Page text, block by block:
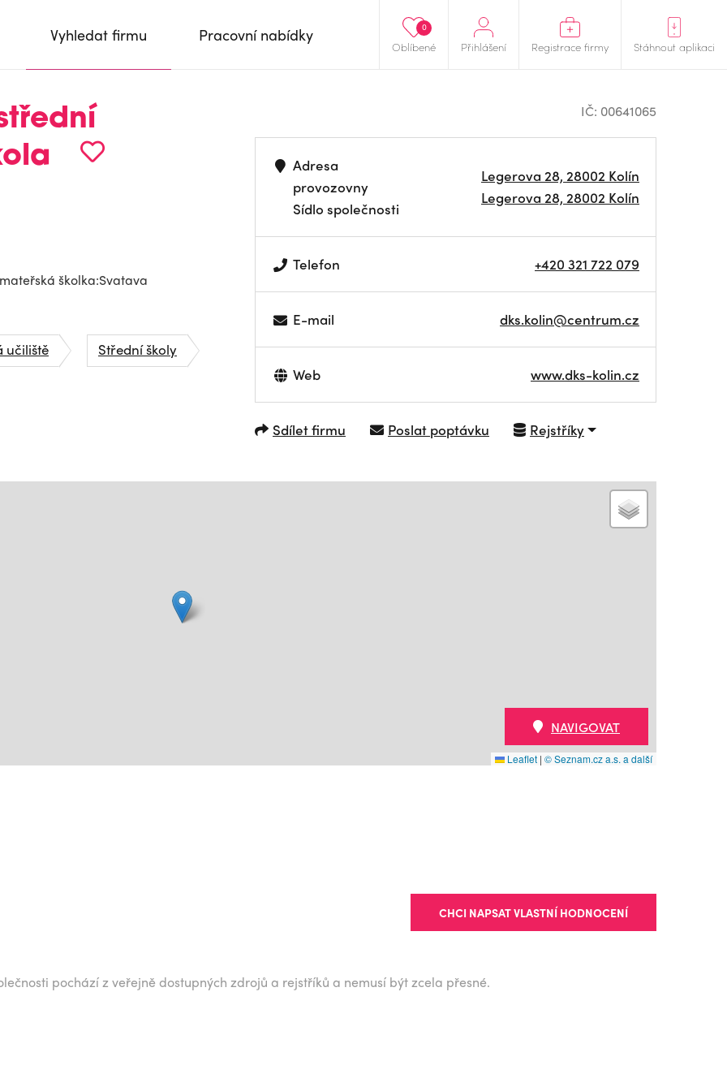
Oblíbené
0
Přihlášení Registrace firmy Stáhnout aplikaci
Vyhledat firmu Pracovní nabídky
školka:Svatava
učiliště Střední školy
IČ: 00641065
Adresa
provozovny
Sídlo společnosti
Legerova 28, 28002 Kolín
Legerova 28, 28002 Kolín
Telefon +420 321 722 079
E-mail dks.kolin@centrum.cz
Web www.dks-kolin.cz
Sdílet firmu Poslat poptávku Rejstříky
Leaflet | © Seznam.cz a.s. a další
NAVIGOVAT
CHCI NAPSAT VLASTNÍ HODNOCENÍ
pochází z veřejně dostupných zdrojů a rejstříků a nemusí být zcela přesné.